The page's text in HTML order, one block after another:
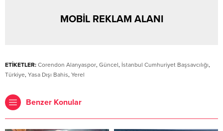
MOBİL REKLAM ALANI
ETİKETLER: Corendon Alanyaspor, Güncel, İstanbul Cumhuriyet Başsavcılığı,
Türkiye, Yasa Dışı Bahis, Yerel
Benzer Konular